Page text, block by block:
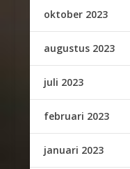
oktober 2023
augustus 2023
juli 2023
februari 2023
januari 2023